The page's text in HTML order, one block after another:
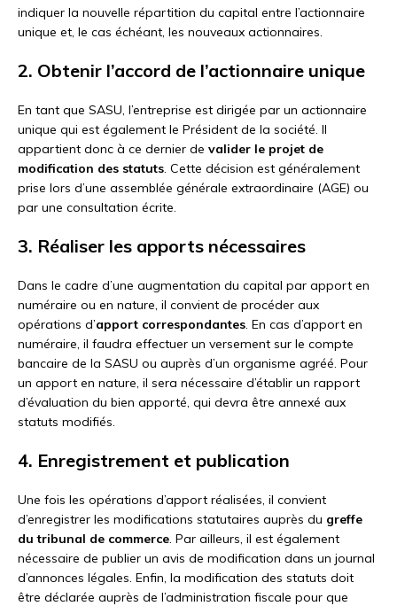
indiquer la nouvelle répartition du capital entre l’actionnaire
unique et, le cas échéant, les nouveaux actionnaires.
2. Obtenir l’accord de l’actionnaire unique
En tant que SASU, l’entreprise est dirigée par un actionnaire
unique qui est également le Président de la société. Il
appartient donc à ce dernier de valider le projet de
modification des statuts. Cette décision est généralement
prise lors d’une assemblée générale extraordinaire (AGE) ou
par une consultation écrite.
3. Réaliser les apports nécessaires
Dans le cadre d’une augmentation du capital par apport en
numéraire ou en nature, il convient de procéder aux
opérations d’apport correspondantes. En cas d’apport en
numéraire, il faudra effectuer un versement sur le compte
bancaire de la SASU ou auprès d’un organisme agréé. Pour
un apport en nature, il sera nécessaire d’établir un rapport
d’évaluation du bien apporté, qui devra être annexé aux
statuts modifiés.
4. Enregistrement et publication
Une fois les opérations d’apport réalisées, il convient
d’enregistrer les modifications statutaires auprès du greffe
du tribunal de commerce. Par ailleurs, il est également
nécessaire de publier un avis de modification dans un journal
d’annonces légales. Enfin, la modification des statuts doit
être déclarée auprès de l’administration fiscale pour que